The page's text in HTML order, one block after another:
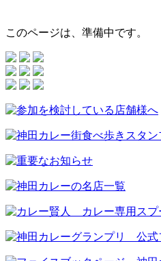
このページは、準備中です。